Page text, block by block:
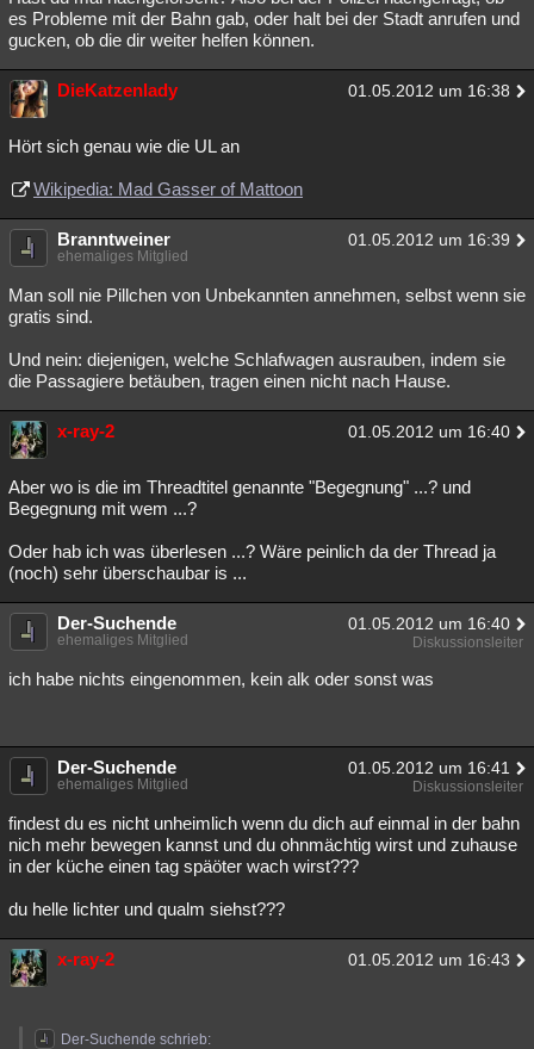
es Probleme mit der Bahn gab, oder halt bei der Stadt anrufen und
gucken, ob die dir weiter helfen können.
DieKatzenlady 01.05.2012 um 16:38
Hört sich genau wie die UL an
Wikipedia: Mad Gasser of Mattoon
Branntweiner 01.05.2012 um 16:39
ehemaliges Mitglied
Man soll nie Pillchen von Unbekannten annehmen, selbst wenn sie
gratis sind.
Und nein: diejenigen, welche Schlafwagen ausrauben, indem sie
die Passagiere betäuben, tragen einen nicht nach Hause.
x-ray-2 01.05.2012 um 16:40
Aber wo is die im Threadtitel genannte "Begegnung" ...? und
Begegnung mit wem ...?
Oder hab ich was überlesen ...? Wäre peinlich da der Thread ja
(noch) sehr überschaubar is ...
Der-Suchende 01.05.2012 um 16:40
ehemaliges Mitglied Diskussionsleiter
ich habe nichts eingenommen, kein alk oder sonst was
Der-Suchende 01.05.2012 um 16:41
ehemaliges Mitglied Diskussionsleiter
findest du es nicht unheimlich wenn du dich auf einmal in der bahn
nich mehr bewegen kannst und du ohnmächtig wirst und zuhause
in der küche einen tag späöter wach wirst???
du helle lichter und qualm siehst???
x-ray-2 01.05.2012 um 16:43
Der-Suchende schrieb: